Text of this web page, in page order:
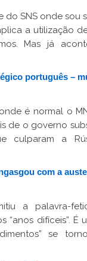
do SNS onde sou
a utilização
Mas já
português –
é normal o
de o governo
culparam a
com a
a palavra-
“anos difíceis”.
se